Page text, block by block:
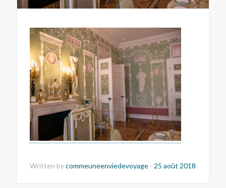
Written bycommeuneenviedevoyage - 25 août 2018